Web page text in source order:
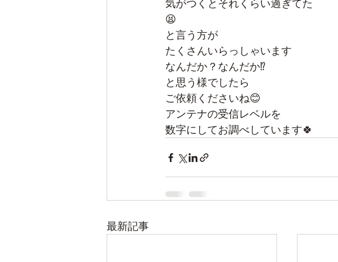
気がつくとそれくらい過ぎてた
😫
と言う方が
たくさんいらっしゃいます
なんだか？なんだか⁉️
と思う様でしたら
ご依頼くださいね😊
アンテナの受信レベルを
数字にしてお調べしています🍀
最新記事